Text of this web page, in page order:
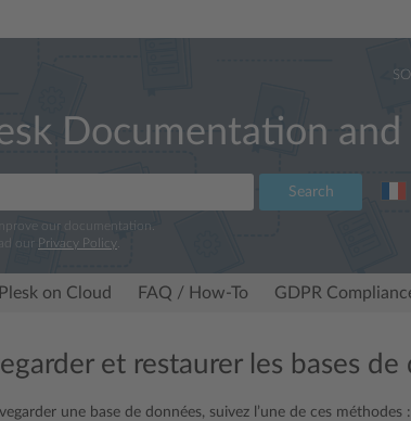
Documentation and
Search
our documentation.
our Privacy Policy
Plesk on Cloud FAQ / How-To GDPR
et restaurer les bases de
une base de données, suivez l’une de ces méthodes :